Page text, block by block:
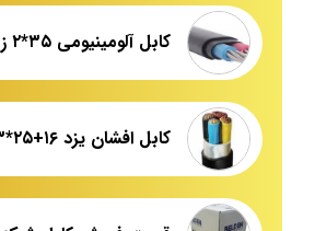
کابل افشان یزد ۱۶+۲۵*۳ قیمت عمده